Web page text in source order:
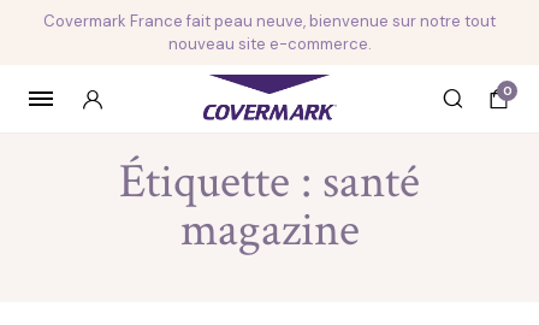
Covermark France fait peau neuve, bienvenue sur notre tout
nouveau site e-commerce.
0
Étiquette : santé
magazine